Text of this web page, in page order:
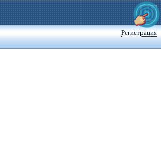
Регистрация